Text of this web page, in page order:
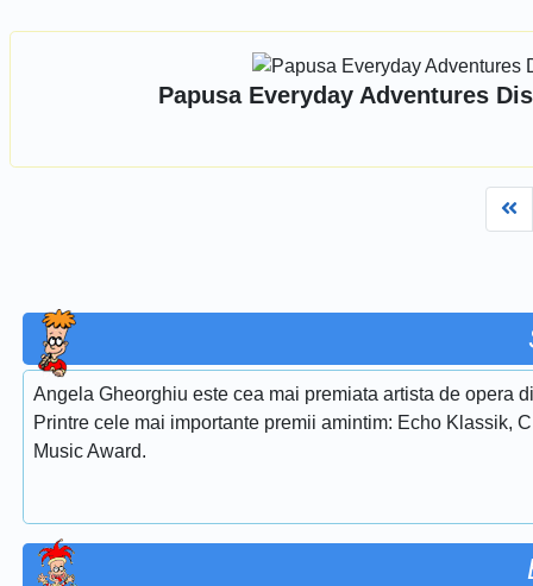
Papusa Everyday Adventures
Angela Gheorghiu este cea mai premiata artista de opera
Printre cele mai importante premii amintim: Echo Klassik,
Music Award.